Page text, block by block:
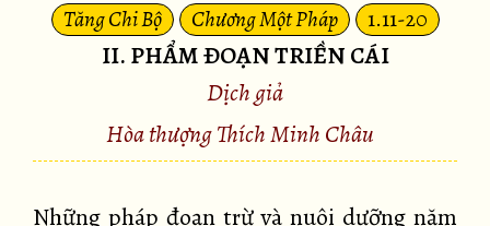
Tăng Chi Bộ Chương Một Pháp 1.11-20
II. PHẨM ÐOẠN TRIỀN CÁI
Dịch giả
Hòa thượng Thích Minh Châu
Những pháp đoạn trừ và nuôi dưỡng năm